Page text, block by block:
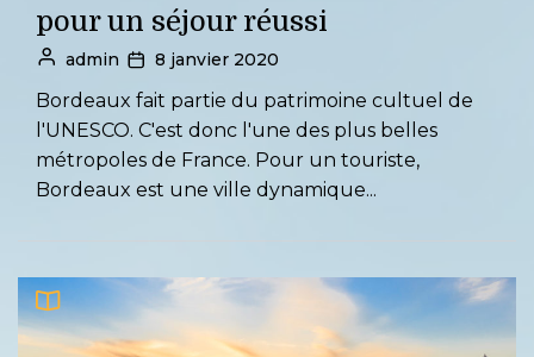
pour un séjour réussi
admin 8 janvier 2020
Bordeaux fait partie du patrimoine cultuel de
l'UNESCO. C'est donc l'une des plus belles
métropoles de France. Pour un touriste,
Bordeaux est une ville dynamique...